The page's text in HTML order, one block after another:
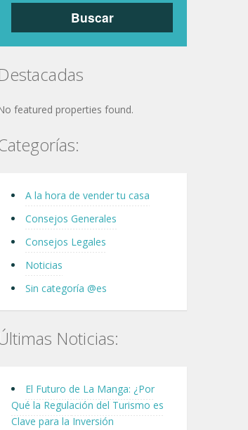
Buscar
featured properties found.
A la hora de vender tu casa
Consejos Generales
Consejos Legales
Noticias
Sin categoría @es
Noticias:
El Futuro de La Manga: ¿Por
Qué la Regulación del Turismo es
Clave para la Inversión